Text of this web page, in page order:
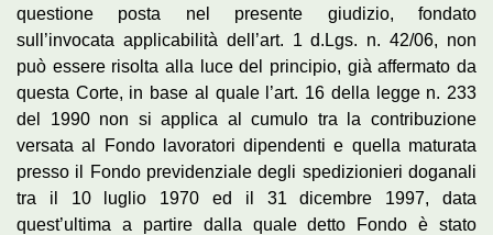
questione posta nel presente giudizio, fondato
sull’invocata applicabilità dell’art. 1 d.Lgs. n. 42/06, non
può essere risolta alla luce del principio, già affermato da
questa Corte, in base al quale l’art. 16 della legge n. 233
del 1990 non si applica al cumulo tra la contribuzione
versata al Fondo lavoratori dipendenti e quella maturata
presso il Fondo previdenziale degli spedizionieri doganali
tra il 10 luglio 1970 ed il 31 dicembre 1997, data
quest’ultima a partire dalla quale detto Fondo è stato